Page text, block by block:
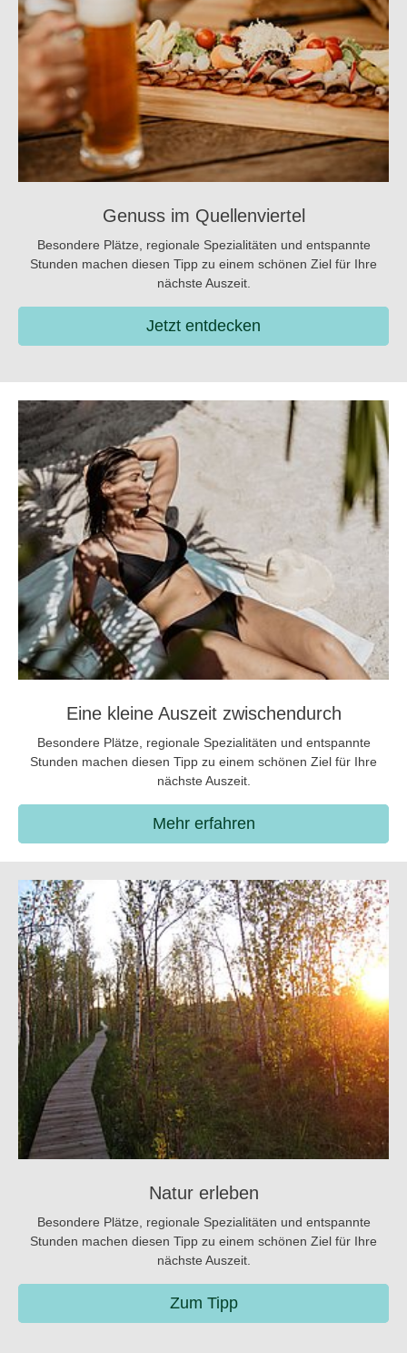
Genuss im Quellenviertel
Besondere Plätze, regionale Spezialitäten und entspannte
Stunden machen diesen Tipp zu einem schönen Ziel für Ihre
nächste Auszeit.
Jetzt entdecken
Eine kleine Auszeit zwischendurch
Besondere Plätze, regionale Spezialitäten und entspannte
Stunden machen diesen Tipp zu einem schönen Ziel für Ihre
nächste Auszeit.
Mehr erfahren
Natur erleben
Besondere Plätze, regionale Spezialitäten und entspannte
Stunden machen diesen Tipp zu einem schönen Ziel für Ihre
nächste Auszeit.
Zum Tipp